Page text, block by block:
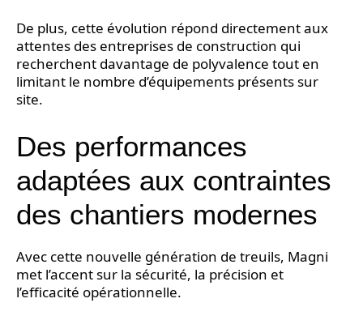
De plus, cette évolution répond directement aux
attentes des entreprises de construction qui
recherchent davantage de polyvalence tout en
limitant le nombre d’équipements présents sur
site.
Des performances
adaptées aux contraintes
des chantiers modernes
Avec cette nouvelle génération de treuils, Magni
met l’accent sur la sécurité, la précision et
l’efficacité opérationnelle.